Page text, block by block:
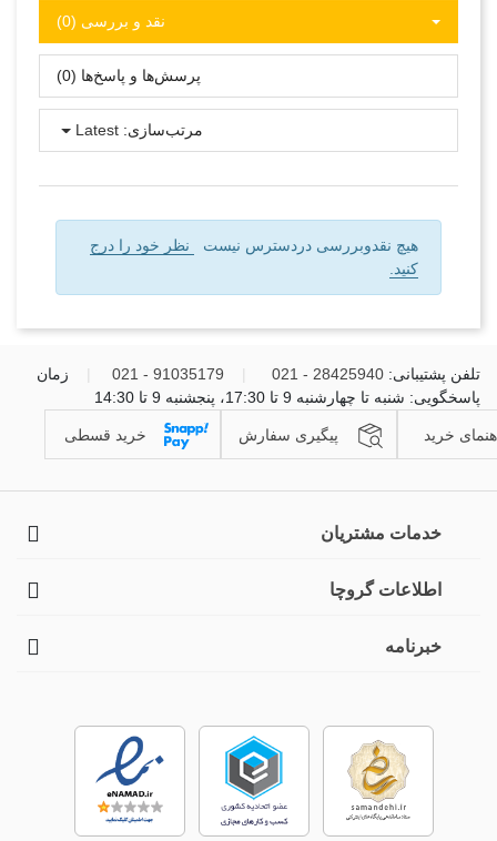
نقد و بررسی‌‌ (0)
پرسش‌ها و پاسخ‌ها (0)
مرتب‌سازی: Latest
هیچ نقدوبررسی دردسترس نیست
نظر خود را درج
کنید.
تلفن پشتیبانی: 28425940 - 021
91035179 - 021
زمان
پاسخگویی: شنبه تا چهارشنبه 9 تا 17:30، پنجشنبه 9 تا 14:30
خرید پیگیری سفارش خرید قسطی
خدمات مشتریان
اطلاعات گروچا
خبرنامه